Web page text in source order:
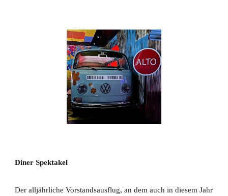
Diner Spektakel
Der alljährliche Vorstandsausflug, an dem auch in diesem Jahr